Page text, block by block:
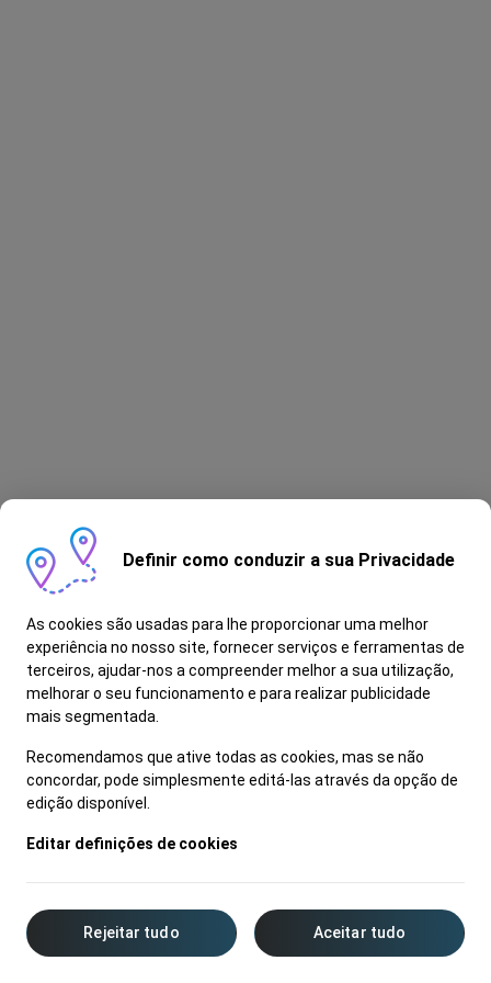
Definir como conduzir a sua Privacidade
As cookies são usadas para lhe proporcionar uma melhor
experiência no nosso site, fornecer serviços e ferramentas de
terceiros, ajudar-nos a compreender melhor a sua utilização,
melhorar o seu funcionamento e para realizar publicidade
mais segmentada.
Recomendamos que ative todas as cookies, mas se não
concordar, pode simplesmente editá-las através da opção de
edição disponível.
Editar definições de cookies
Rejeitar tudo Aceitar tudo